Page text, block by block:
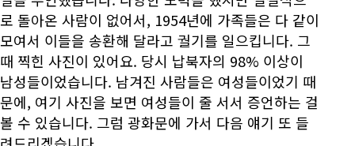
로 돌아온 사람이 없어서, 1954년에 가족들은 다 같이
모여서 이들을 송환해 달라고 궐기를 일으킵니다. 그
때 찍힌 사진이 있어요. 당시 납북자의 98% 이상이
남성들이었습니다. 남겨진 사람들은 여성들이었기 때
문에, 여기 사진을 보면 여성들이 줄 서서 증언하는 걸
볼 수 있습니다. 그럼 광화문에 가서 다음 얘기 또 들